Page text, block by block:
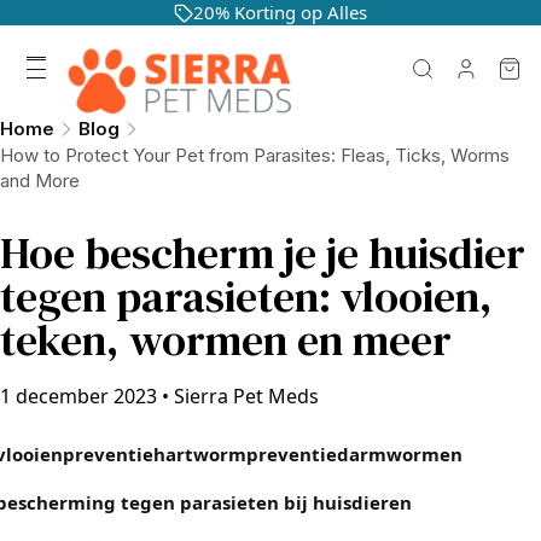
20% Korting op Alles
Home
Blog
How to Protect Your Pet from Parasites: Fleas, Ticks, Worms
and More
Hoe bescherm je je huisdier
tegen parasieten: vlooien,
teken, wormen en meer
1 december 2023 • Sierra Pet Meds
hartwormpreventiedarmwormen
tegen parasieten bij huisdieren